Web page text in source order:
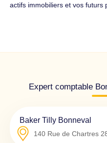
actifs immobiliers et vos futurs
Expert comptable
Baker Tilly Bonneval
140 Rue de Chartres